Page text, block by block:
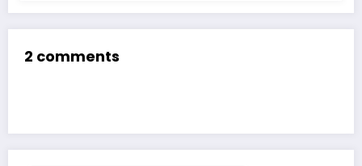
2 comments